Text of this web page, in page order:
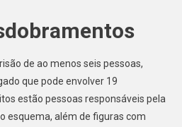
de ao menos seis pessoas,
que pode envolver 19
estão pessoas responsáveis pela
esquema, além de figuras com